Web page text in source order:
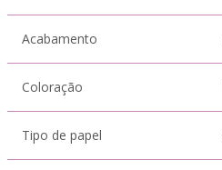
Acabamento
Coloração
Tipo de papel